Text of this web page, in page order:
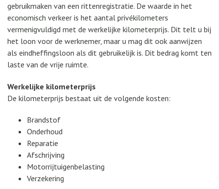
gebruikmaken van een rittenregistratie. De waarde in het
economisch verkeer is het aantal privékilometers
vermenigvuldigd met de werkelijke kilometerprijs. Dit telt u bij
het loon voor de werknemer, maar u mag dit ook aanwijzen
als eindheffingsloon als dit gebruikelijk is. Dit bedrag komt ten
laste van de vrije ruimte.
Werkelijke kilometerprijs
De kilometerprijs bestaat uit de volgende kosten:
Brandstof
Onderhoud
Reparatie
Afschrijving
Motorrijtuigenbelasting
Verzekering